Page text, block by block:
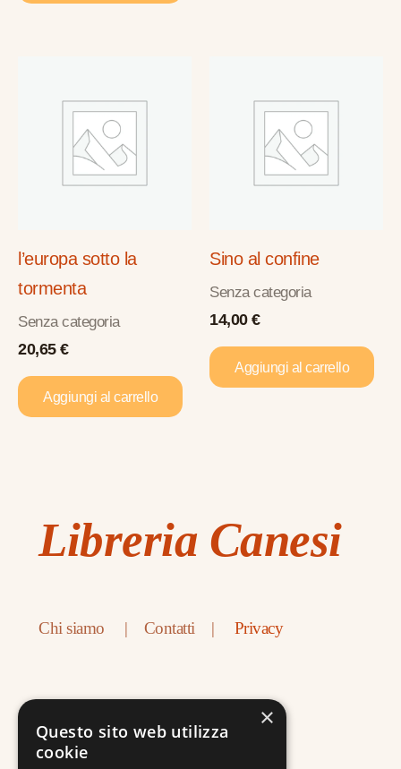
l’europa sotto la
tormenta
Senza categoria
20,65 €
Aggiungi al carrello
Sino al confine
Senza categoria
14,00 €
Aggiungi al carrello
Libreria Canesi
Chi siamo | Contatti | Privacy
×
Questo sito web utilizza
cookie